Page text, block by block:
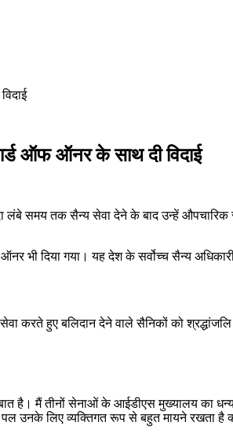
ऑफ ऑनर के साथ दी विदाई
समय तक सैन्य सेवा देने के बाद उन्हें औपचारिक
भी दिया गया। यह देश के सर्वोच्च सैन्य
हुए बलिदान देने वाले सैनिकों को
है। मैं तीनों सेनाओं के आईडीएस मुख्यालय का
उनके लिए व्यक्तिगत रूप से बहुत मायने रखता है